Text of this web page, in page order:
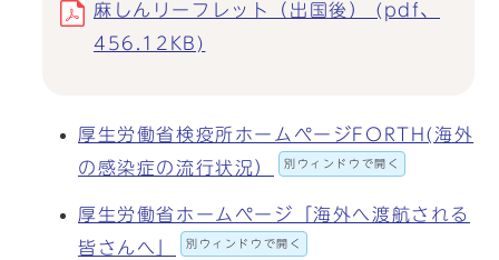
麻しんリーフレット（出国後） (pdf、
456.12KB)
厚生労働省検疫所ホームページFORTH(海外
の感染症の流行状況）
別ウィンドウで開く
厚生労働省ホームページ「海外へ渡航される
皆さんへ」
別ウィンドウで開く